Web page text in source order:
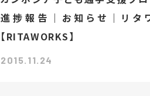
進捗報告｜お知らせ｜リタ
【RITAWORKS】
2015.11.24